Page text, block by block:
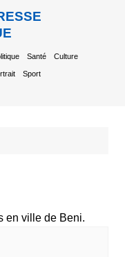
Santé Culture
Sport